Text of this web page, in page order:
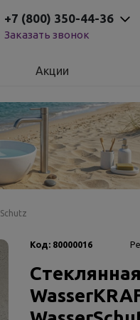
+7 (800) 350-44-36
Заказать звонок
Акции
Код: 80000016